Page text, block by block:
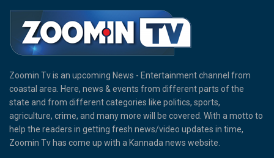
Zoomin Tv is an upcoming News - Entertainment channel from
coastal area. Here, news & events from different parts of the
state and from different categories like politics, sports,
agriculture, crime, and many more will be covered. With a motto to
help the readers in getting fresh news/video updates in time,
Zoomin Tv has come up with a Kannada news website.